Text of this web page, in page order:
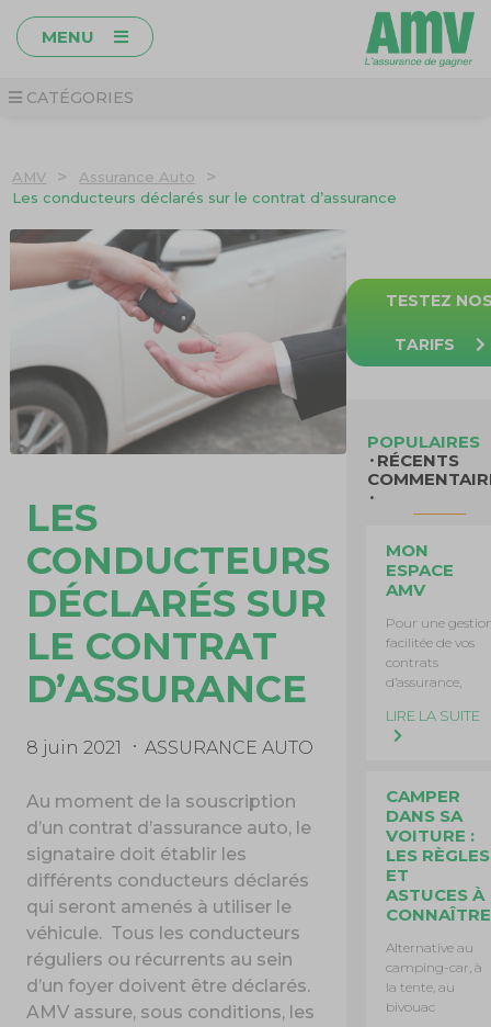
MENU
CATÉGORIES
AMV > Assurance Auto >
Les conducteurs déclarés sur le contrat d’assurance
LES
CONDUCTEURS
DÉCLARÉS SUR
LE CONTRAT
D’ASSURANCE
8 juin 2021 ASSURANCE AUTO
Au moment de la souscription
d’un contrat d’assurance auto, le
signataire doit établir les
différents conducteurs déclarés
qui seront amenés à utiliser le
véhicule. Tous les conducteurs
réguliers ou récurrents au sein
d’un foyer doivent être déclarés.
AMV assure, sous conditions, les
TESTEZ
TARIFS
POPULAIRES
RÉCENTS
MON
ESPACE
AMV
Pour une
facilitée de vos
contrats
d’assurance,
LIRE LA SUITE
CAMPER
DANS SA
VOITURE :
LES RÈGLES
ET
ASTUCES À
CONNAÎTRE
Alternative au
camping-car, à
la tente, au
bivouac